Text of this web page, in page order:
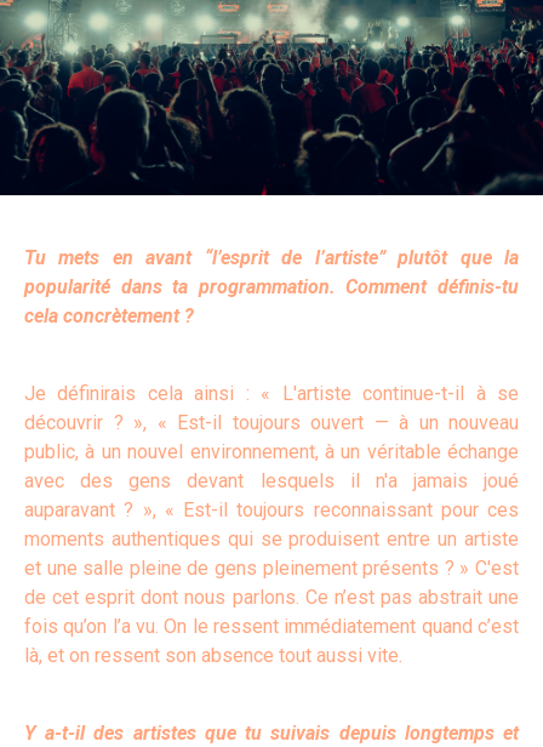
Tu mets en avant “l’esprit de l’artiste” plutôt que la
popularité dans ta programmation. Comment définis-tu
cela concrètement ?
Je définirais cela ainsi : « L'artiste continue-t-il à se
découvrir ? », « Est-il toujours ouvert — à un nouveau
public, à un nouvel environnement, à un véritable échange
avec des gens devant lesquels il n'a jamais joué
auparavant ? », « Est-il toujours reconnaissant pour ces
moments authentiques qui se produisent entre un artiste
et une salle pleine de gens pleinement présents ? » C'est
de cet esprit dont nous parlons. Ce n’est pas abstrait une
fois qu’on l’a vu. On le ressent immédiatement quand c’est
là, et on ressent son absence tout aussi vite.
Y a-t-il des artistes que tu suivais depuis longtemps et